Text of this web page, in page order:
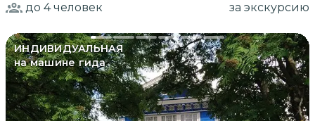
до 4человек за экскурсию
ИНДИВИДУАЛЬНАЯ
на машине гида